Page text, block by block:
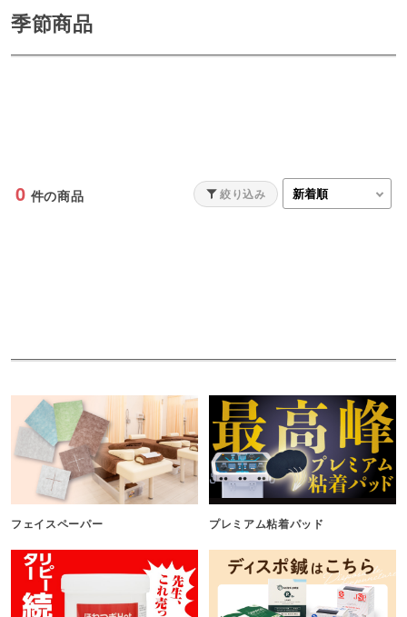
季節商品
0 件の商品 絞り込み
フェイスペーパー プレミアム粘着パッド